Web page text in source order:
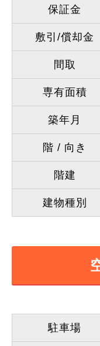
保証金
敷引/償却金
間取
専有面積
築年月
階 / 向き
階建
建物種別
駐車場